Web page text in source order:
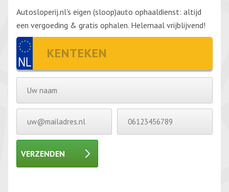
Autosloperij.nl's eigen (sloop)auto ophaaldienst: altijd
een vergoeding & gratis ophalen. Helemaal vrijblijvend!
VERZENDEN